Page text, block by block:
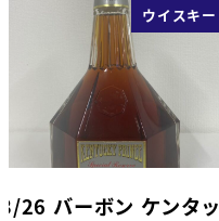
ウイスキー
3/26 バーボン ケンタッ